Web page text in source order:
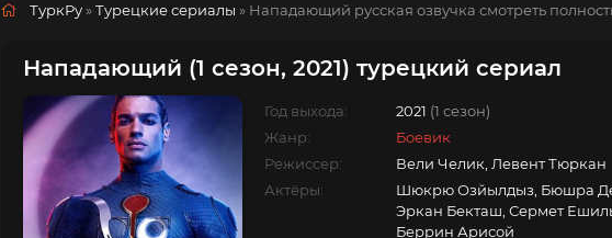
ТуркРу »Турецкие сериалы » Нападающий русская озвучка смотреть
Нападающий (1 сезон, 2021) турецкий сериал
Год выхода: 2021 (1 сезон)
Жанр:
Боевик
Режиссер:
Вели Челик, Левент Тюркан
Актёры:
Шюкрю Озйылдыз, Бюшра
Эркан Бекташ, Сермет
Беррин Арисой